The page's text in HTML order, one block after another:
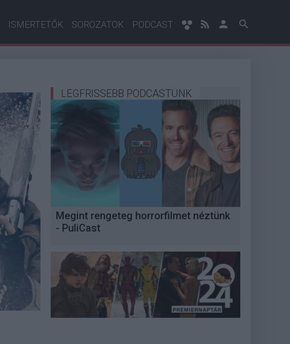
ISMERTETŐK SOROZATOK PODCAST
LEGFRISSEBB PODCASTÜNK
Megint rengeteg horrorfilmet néztünk
- PuliCast